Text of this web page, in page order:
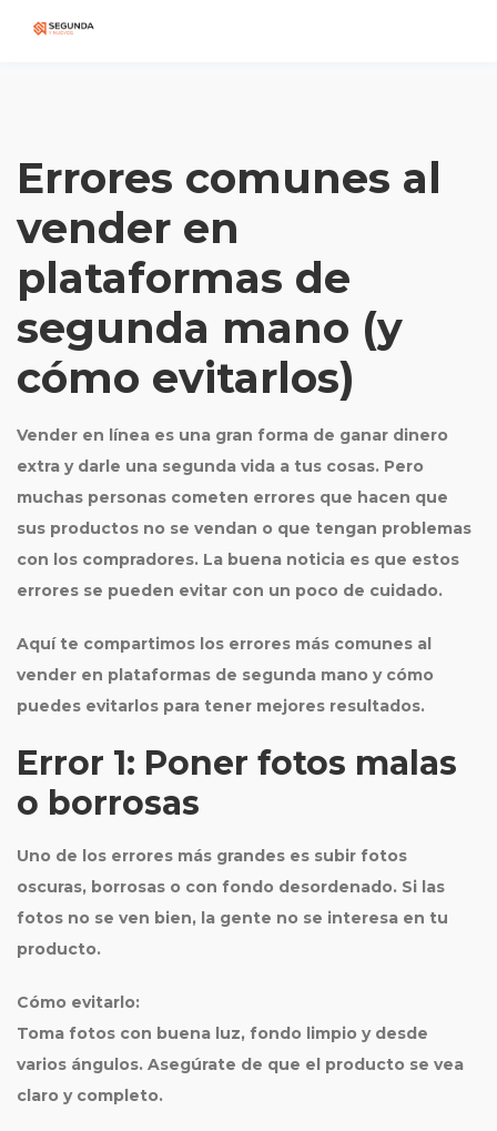
Errores comunes al
vender en
plataformas de
segunda mano (y
cómo evitarlos)
Vender en línea es una gran forma de ganar dinero
extra y darle una segunda vida a tus cosas. Pero
muchas personas cometen errores que hacen que
sus productos no se vendan o que tengan problemas
con los compradores. La buena noticia es que estos
errores se pueden evitar con un poco de cuidado.
Aquí te compartimos los errores más comunes al
vender en plataformas de segunda mano y cómo
puedes evitarlos para tener mejores resultados.
Error 1: Poner fotos malas
o borrosas
Uno de los errores más grandes es subir fotos
oscuras, borrosas o con fondo desordenado. Si las
fotos no se ven bien, la gente no se interesa en tu
producto.
Cómo evitarlo:
Toma fotos con buena luz, fondo limpio y desde
varios ángulos. Asegúrate de que el producto se vea
claro y completo.